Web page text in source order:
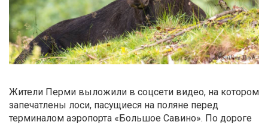
Жители Перми выложили в соцсети видео, на котором
запечатлены лоси, пасущиеся на поляне перед
терминалом аэропорта «Большое Савино». По дороге